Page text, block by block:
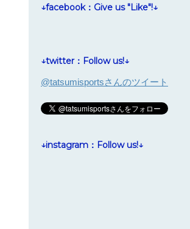
↓facebook：Give us "Like"!↓
↓twitter：Follow us!↓
@tatsumisportsさんのツイート
↓instagram：Follow us!↓